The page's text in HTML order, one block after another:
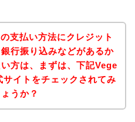
支払い方法にクレジット
行振り込みなどがあるか
方は、まずは、下記Vege
イトをチェックされてみ
うか？